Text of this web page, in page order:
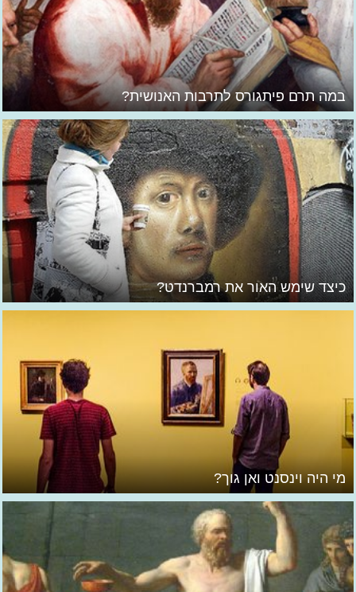
במה תרם פיתגורס לתרבות האנושית?
כיצד שימש האור את רמברנדט?
מי היה וינסנט ואן גוך?